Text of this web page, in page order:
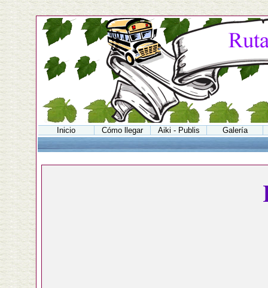
Inicio Cómo llegar Aiki - Publis Galería